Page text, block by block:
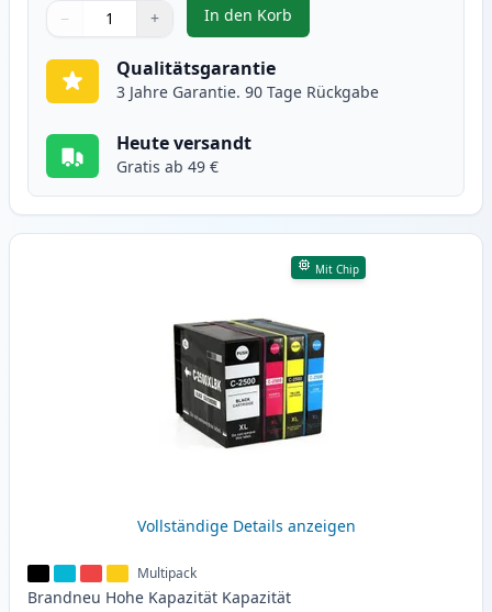
Verwenden Sie die Tasten, um anzupassen
− +
1
In den Korb
, 8 stück Canon PGI-2500 XL
Qualitätsgarantie
3 Jahre Garantie. 90 Tage Rückgabe
Heute versandt
Gratis ab 49 €
Mit Chip
Vollständige Details anzeigen
Multipack
Brandneu Hohe Kapazität Kapazität